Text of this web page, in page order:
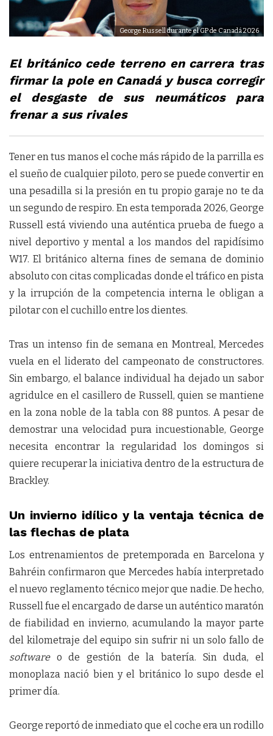
George Russell durante el GP de Canadá 2026
El británico cede terreno en carrera tras
firmar la pole en Canadá y busca corregir
el desgaste de sus neumáticos para
frenar a sus rivales
Tener en tus manos el coche más rápido de la parrilla es
el sueño de cualquier piloto, pero se puede convertir en
una pesadilla si la presión en tu propio garaje no te da
un segundo de respiro. En esta temporada 2026, George
Russell está viviendo una auténtica prueba de fuego a
nivel deportivo y mental a los mandos del rapidísimo
W17. El británico alterna fines de semana de dominio
absoluto con citas complicadas donde el tráfico en pista
y la irrupción de la competencia interna le obligan a
pilotar con el cuchillo entre los dientes.
Tras un intenso fin de semana en Montreal, Mercedes
vuela en el liderato del campeonato de constructores.
Sin embargo, el balance individual ha dejado un sabor
agridulce en el casillero de Russell, quien se mantiene
en la zona noble de la tabla con 88 puntos. A pesar de
demostrar una velocidad pura incuestionable, George
necesita encontrar la regularidad los domingos si
quiere recuperar la iniciativa dentro de la estructura de
Brackley.
Un invierno idílico y la ventaja técnica de
las flechas de plata
Los entrenamientos de pretemporada en Barcelona y
Bahréin confirmaron que Mercedes había interpretado
el nuevo reglamento técnico mejor que nadie. De hecho,
Russell fue el encargado de darse un auténtico maratón
de fiabilidad en invierno, acumulando la mayor parte
del kilometraje del equipo sin sufrir ni un solo fallo de
softwareo de gestión de la batería. Sin duda, el
monoplaza nació bien y el británico lo supo desde el
primer día.
George reportó de inmediato que el coche era un rodillo